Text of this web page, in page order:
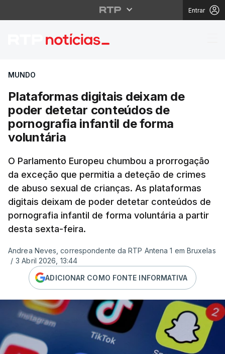
Entrar
Plataformas digitais
MUNDO
Plataformas digitais deixam de
poder detetar conteúdos de
pornografia infantil de forma
voluntária
O Parlamento Europeu chumbou a prorrogação
da exceção que permitia a deteção de crimes
de abuso sexual de crianças. As plataformas
digitais deixam de poder detetar conteúdos de
pornografia infantil de forma voluntária a partir
desta sexta-feira.
Andrea Neves, correspondente da RTP Antena 1 em Bruxelas
/ 3 Abril 2026, 13:44
ADICIONAR COMO FONTE INFORMATIVA